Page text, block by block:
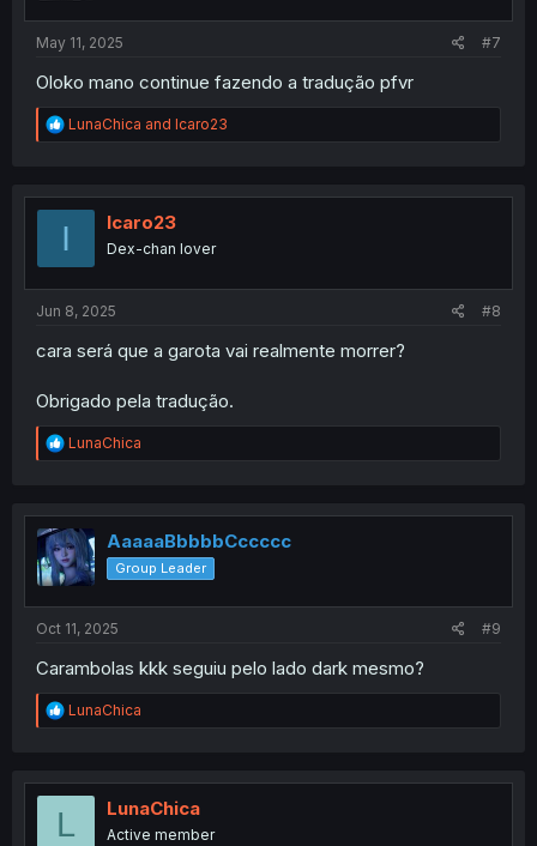
May 11, 2025 #7
Oloko mano continue fazendo a tradução pfvr
R
e
t
LunaChica and Icaro23
I Icaro23
Dex-chan lover
Jun 8, 2025 #8
cara será que a garota vai realmente morrer?
Obrigado pela tradução.
R
e
t
i
o
n
LunaChica
AaaaaBbbbbCccccc
Group Leader
Oct 11, 2025 #9
Carambolas kkk seguiu pelo lado dark mesmo?
R
e
t
LunaChica
L LunaChica
Active member